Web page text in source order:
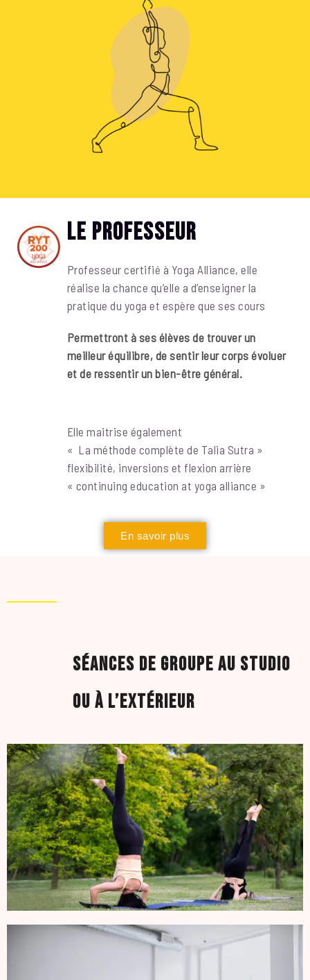
Le Professeur
Professeur certifié à Yoga Alliance, elle
réalise la chance qu’elle a d’enseigner la
pratique du yoga et espère que ses cours
Permettront à ses élèves de trouver un
meilleur équilibre, de sentir leur corps évoluer
et de ressentir un bien-être général.
Elle maitrise également
« La méthode complète de Talia Sutra »
flexibilité, inversions et flexion arrière
« continuing education at yoga alliance »
En savoir plus
Séances de groupe au studio
ou à l’extérieur